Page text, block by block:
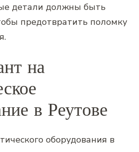
детали должны быть
предотвратить поломку
на
в Реутове
оборудования в